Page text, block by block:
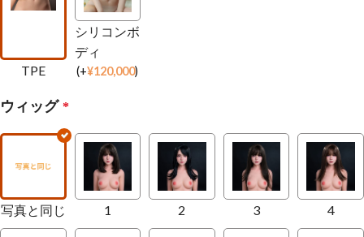
TPE
シリコンボ
ディ
(+¥120,000)
ウィッグ *
写真と同じ 1 2 3 4